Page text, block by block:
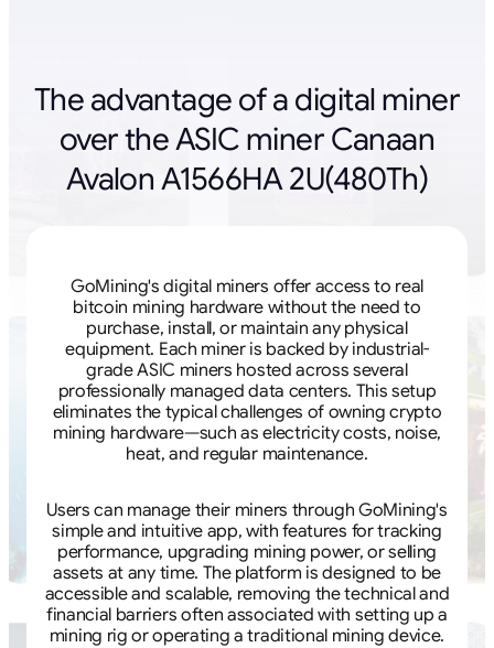
The advantage of a digital miner
over the ASIC miner Canaan
Avalon A1566HA 2U(480Th)
GoMining's digital miners offer access to real
bitcoin mining hardware without the need to
purchase, install, or maintain any physical
equipment. Each miner is backed by industrial-
grade ASIC miners hosted across several
professionally managed data centers. This setup
eliminates the typical challenges of owning crypto
mining hardware—such as electricity costs, noise,
heat, and regular maintenance.
Users can manage their miners through GoMining's
simple and intuitive app, with features for tracking
performance, upgrading mining power, or selling
assets at any time. The platform is designed to be
accessible and scalable, removing the technical and
financial barriers often associated with setting up a
mining rig or operating a traditional mining device.